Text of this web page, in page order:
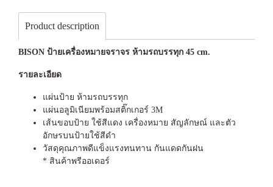
Product description
BISON ป้ายเครื่องหมายจราจร ห้ามรถบรรทุก 45 cm.
รายละเอียด
แผ่นป้าย ห้ามรถบรรทุก
แผ่นอลูมิเนียมพร้อมสติ๊กเกอร์ 3M
เส้นขอบป้าย ใช้สีแดง เครื่องหมาย สัญลักษณ์ และตัว
อักษรบนป้ายใช้สีดำ
วัสดุคุณภาพดีแข็งแรงทนทาน กันแดดกันฝน
* สินค้าพรีออเดอร์